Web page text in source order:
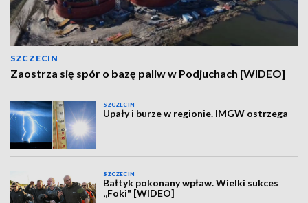
SZCZECIN
Zaostrza się spór o bazę paliw w Podjuchach [WIDEO]
SZCZECIN
Upały i burze w regionie. IMGW ostrzega
SZCZECIN
Bałtyk pokonany wpław. Wielki sukces
,,Foki" [WIDEO]